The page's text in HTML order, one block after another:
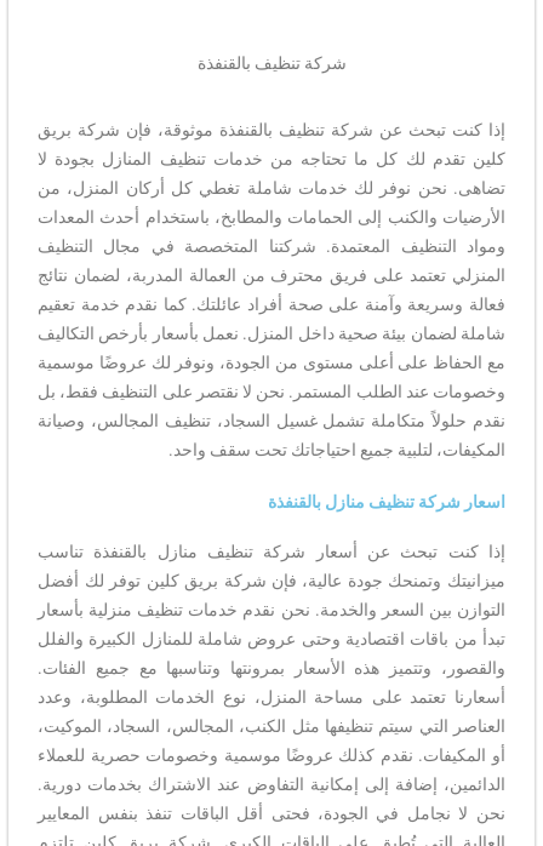
شركة تنظيف بالقنفذة
إذا كنت تبحث عن شركة تنظيف بالقنفذة موثوقة، فإن شركة بريق
كلين تقدم لك كل ما تحتاجه من خدمات تنظيف المنازل بجودة لا
تضاهى. نحن نوفر لك خدمات شاملة تغطي كل أركان المنزل، من
الأرضيات والكنب إلى الحمامات والمطابخ، باستخدام أحدث المعدات
ومواد التنظيف المعتمدة. شركتنا المتخصصة في مجال التنظيف
المنزلي تعتمد على فريق محترف من العمالة المدربة، لضمان نتائج
فعالة وسريعة وآمنة على صحة أفراد عائلتك. كما نقدم خدمة تعقيم
شاملة لضمان بيئة صحية داخل المنزل. نعمل بأسعار بأرخص التكاليف
مع الحفاظ على أعلى مستوى من الجودة، ونوفر لك عروضًا موسمية
وخصومات عند الطلب المستمر. نحن لا نقتصر على التنظيف فقط، بل
نقدم حلولاً متكاملة تشمل غسيل السجاد، تنظيف المجالس، وصيانة
المكيفات، لتلبية جميع احتياجاتك تحت سقف واحد.
اسعار شركة تنظيف منازل بالقنفذة
إذا كنت تبحث عن أسعار شركة تنظيف منازل بالقنفذة تناسب
ميزانيتك وتمنحك جودة عالية، فإن شركة بريق كلين توفر لك أفضل
التوازن بين السعر والخدمة. نحن نقدم خدمات تنظيف منزلية بأسعار
تبدأ من باقات اقتصادية وحتى عروض شاملة للمنازل الكبيرة والفلل
والقصور، وتتميز هذه الأسعار بمرونتها وتناسبها مع جميع الفئات.
أسعارنا تعتمد على مساحة المنزل، نوع الخدمات المطلوبة، وعدد
العناصر التي سيتم تنظيفها مثل الكنب، المجالس، السجاد، الموكيت،
أو المكيفات. نقدم كذلك عروضًا موسمية وخصومات حصرية للعملاء
الدائمين، إضافة إلى إمكانية التفاوض عند الاشتراك بخدمات دورية.
نحن لا نجامل في الجودة، فحتى أقل الباقات تنفذ بنفس المعايير